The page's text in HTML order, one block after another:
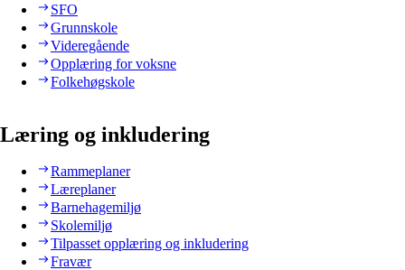
SFO
Grunnskole
Videregående
Opplæring for voksne
Folkehøgskole
Læring og inkludering
Rammeplaner
Læreplaner
Barnehagemiljø
Skolemiljø
Tilpasset opplæring og inkludering
Fravær